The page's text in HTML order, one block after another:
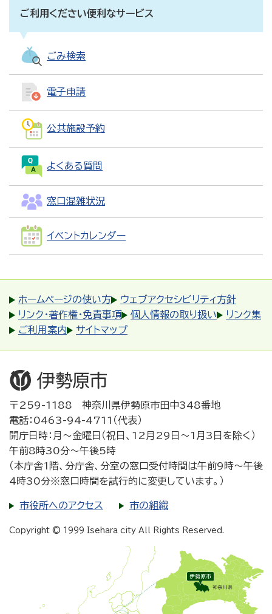
ご利用ください便利なサービス
ごみ検索
電子申請
公共施設予約
よくある質問
窓口混雑状況
イベントカレンダー
ホームページの使い方
ウェブアクセシビリティ方針
リンク・著作権・免責事項
個人情報の取り扱い
リンク集
ご利用案内
サイトマップ
〒259-1188 神奈川県伊勢原市田中348番地
電話：0463-94-4711（代表）
開庁日時：月～金曜日（祝日、12月29日～1月3日を除く）
午前8時30分～午後5時
（本庁舎1階、分庁舎、分室の窓口受付時間は午前9時～午後
4時30分※窓口時間を試行的に変更しています。）
市役所へのアクセス 市の組織
Copyright © 1999 Isehara city All Rights Reserved.